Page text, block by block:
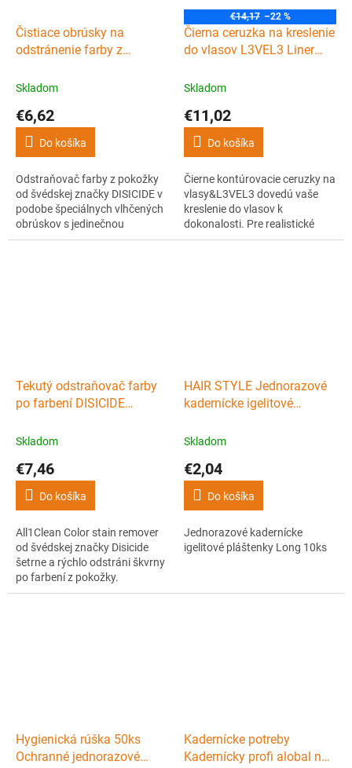
Čistiace obrúsky na
odstránenie farby z
All1Clean Hair color
Skladom
€6,62
Do košíka
Odstraňovač farby z pokožky
od švédskej značky DISICIDE v
podobe špeciálnych vlhčených
obrúskov s jedinečnou
receptúrou na okamžité
€14,17 –22 %
Čierna ceruzka na kreslenie
do vlasov L3VEL3 Liner
Skladom
€11,02
Do košíka
Čierne kontúrovacie ceruzky na
vlasy&L3VEL3 dovedú vaše
kreslenie do vlasov k
dokonalosti. Pre realistické
kresby a zložité vzory sú tieto
Tekutý odstraňovač farby
po farbení DISICIDE
remover 300 ml
Skladom
€7,46
Do košíka
All1Clean Color stain remover
od švédskej značky Disicide
šetrne a rýchlo odstráni škvrny
po farbení z pokožky.
Vegánska, vodná formula bez
HAIR STYLE Jednorazové
kadernícke igelitové
Skladom
€2,04
Do košíka
Jednorazové kadernícke
igelitové pláštenky Long 10ks
Hygienická rúška 50ks
Ochranné jednorazové
Kadernícke potreby
Kadernícky profi alobal na